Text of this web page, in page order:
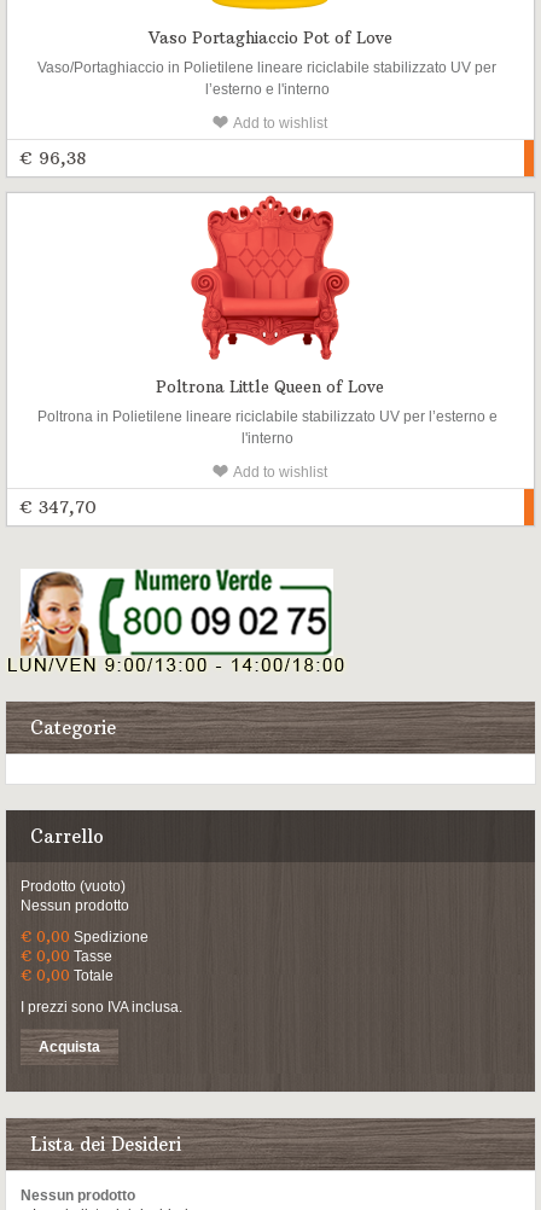
Vaso Portaghiaccio Pot of Love
Vaso/Portaghiaccio in Polietilene lineare riciclabile stabilizzato UV per
l’esterno e l'interno
Add to wishlist
€ 96,38
Poltrona Little Queen of Love
Poltrona in Polietilene lineare riciclabile stabilizzato UV per l’esterno e
l'interno
Add to wishlist
€ 347,70
Categorie
Carrello
Prodotto (vuoto)
Nessun prodotto
€ 0,00 Spedizione
€ 0,00 Tasse
€ 0,00 Totale
I prezzi sono IVA inclusa.
Acquista
Lista dei Desideri
Nessun prodotto